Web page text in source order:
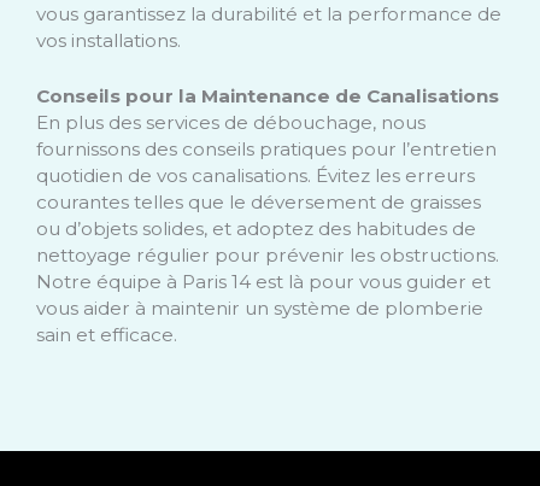
vous garantissez la durabilité et la performance de
vos installations.
Conseils pour la Maintenance de Canalisations
En plus des services de débouchage, nous
fournissons des conseils pratiques pour l’entretien
quotidien de vos canalisations. Évitez les erreurs
courantes telles que le déversement de graisses
ou d’objets solides, et adoptez des habitudes de
nettoyage régulier pour prévenir les obstructions.
Notre équipe à Paris 14 est là pour vous guider et
vous aider à maintenir un système de plomberie
sain et efficace.